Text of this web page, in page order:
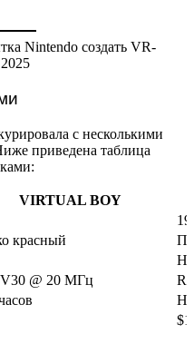
с несколькими
приведена таблица
VIRTUAL BOY
красный
@ 20 МГц
Н/